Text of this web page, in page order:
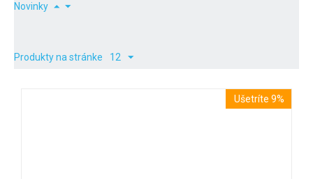
Novinky
Produkty na stránke 12
Ušetríte 9%